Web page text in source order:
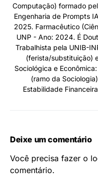
Computação) formado
Engenharia de Prompts
2025. Farmacêutico
UNP - Ano: 2024. É
Trabalhista pela UNIB-
(ferista/substituição)
Sociológica e
(ramo da
Estabilidade
Deixe um comentário
Você precisa fazer o
comentário.